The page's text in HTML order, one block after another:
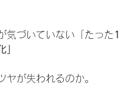
気づいていない「たった 1
」
ヤが失われるのか。